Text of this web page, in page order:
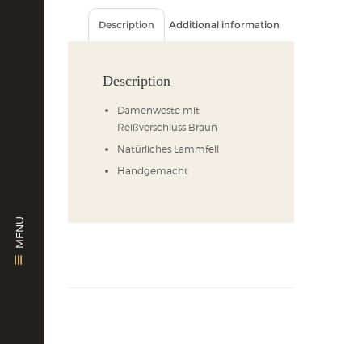
MENU
Description Additional information
Description
Damenweste mit
Reißverschluss Braun
Natürliches Lammfell
Handgemacht